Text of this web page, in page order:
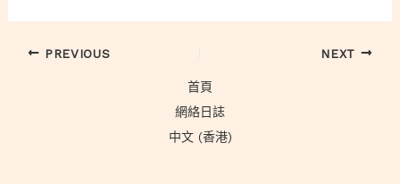
PREVIOUS NEXT
首頁
網絡日誌
中文 (香港)